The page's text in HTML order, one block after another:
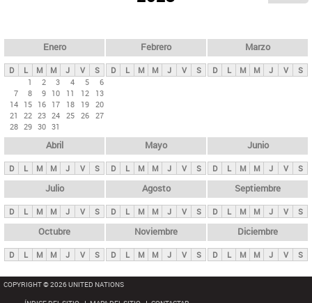
ds
p
n
i
p
a
l
s
Enero
D L M M J V
S
1
2 3 4 5
6
7
8 9 10 11 12
13
14 15 16 17 18 19 20
21
22 23 24 25 26 27
28 29 30 31
Febrero
D L M M J V S
Marzo
D L M M J V S
Abril
D L M M J V S
Mayo
D L M M J V S
Junio
D L M M J V S
Julio
D L M M J V S
Agosto
D L M M J V S
Septiembre
D L M M J V S
Octubre
D L M M J V S
Noviembre
D L M M J V S
Diciembre
D L M M J V S
COPYRIGHT © 2026 UNITED NATIONS